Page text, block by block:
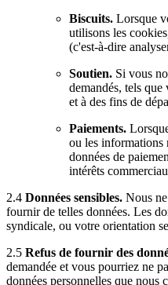
Biscuits. Lorsque
utilisons les
(c'est-à-dire
Soutien. Si vous
demandés, tels
et à des fins de
Paiements.
ou les informations
données de
intérêts
2.4 Données sensibles. Nous
fournir de telles données. Les
syndicale, ou votre orientation
2.5 Refus de fournir des
demandée et vous pourriez ne
données personnelles que nous